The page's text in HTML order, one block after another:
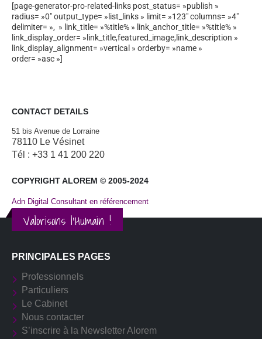
[page-generator-pro-related-links post_status= »publish »
radius= »0″ output_type= »list_links » limit= »123″ columns= »4″
delimiter= », » link_title= »%title% » link_anchor_title= »%title% »
link_display_order= »link_title,featured_image,link_description »
link_display_alignment= »vertical » orderby= »name »
order= »asc »]
CONTACT DETAILS
51 bis Avenue de Lorraine
78110 Le Vésinet
Tél : +33 1 41 200 220
COPYRIGHT ALOREM © 2005-2024
Adn Digital Consultant en référencement
Valorisons l'Humain !
PRINCIPALES PAGES
Professionnels
Particuliers
Le Cabinet
Nous contacter
S’inscrire à la Newsletter Alorem